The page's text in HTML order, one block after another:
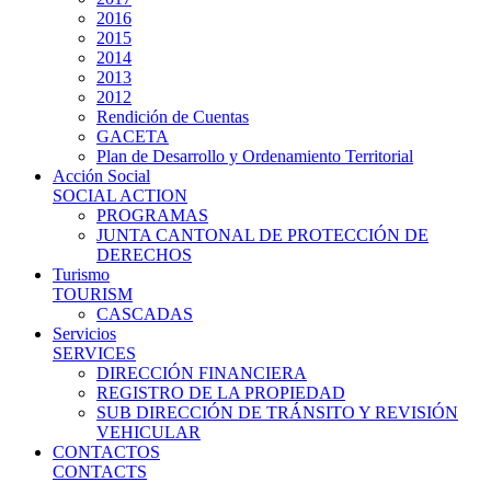
2016
2015
2014
2013
2012
Rendición de Cuentas
GACETA
Plan de Desarrollo y Ordenamiento Territorial
Acción Social
SOCIAL ACTION
PROGRAMAS
JUNTA CANTONAL DE PROTECCIÓN DE
DERECHOS
Turismo
TOURISM
CASCADAS
Servicios
SERVICES
DIRECCIÓN FINANCIERA
REGISTRO DE LA PROPIEDAD
SUB DIRECCIÓN DE TRÁNSITO Y REVISIÓN
VEHICULAR
CONTACTOS
CONTACTS